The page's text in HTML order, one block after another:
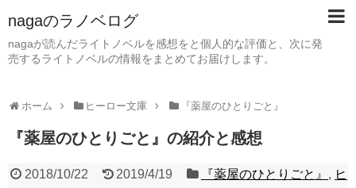
nagaのラノベログ
nagaが読んだライトノベルを感想をと個人的な評価と、次に発
売するライトノベルの情報をまとめてお届けします。
ホーム ヒーロー文庫 『薬屋のひとりごと』
『薬屋のひとりごと』の紹介と感想
2018/10/22 2019/4/19 『薬屋のひとりごと』 , ヒ